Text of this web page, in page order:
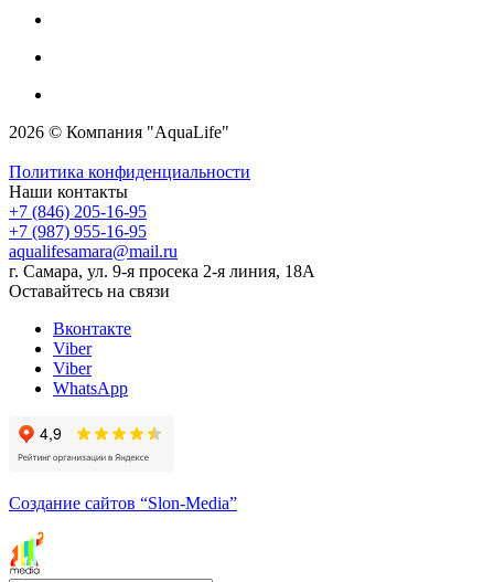
2026 © Компания "AquaLife"
Политика конфиденциальности
Наши контакты
+7 (846) 205-16-95
+7 (987) 955-16-95
aqualifesamara@mail.ru
г. Самара, ул. 9-я просека 2-я линия, 18А
Оставайтесь на связи
Вконтакте
Viber
Viber
WhatsApp
Создание сайтов “Slon-Media”